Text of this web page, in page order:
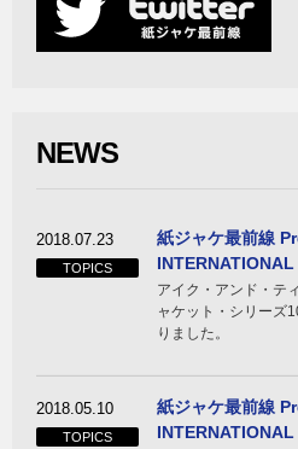
NEWS
2018.07.23
TOPICS
紙ジャケ最前線
INTERNATIONAL
アイク・アンド・テ
ャケット・シリーズ
りました。
2018.05.10
TOPICS
紙ジャケ最前線
INTERNATIONAL